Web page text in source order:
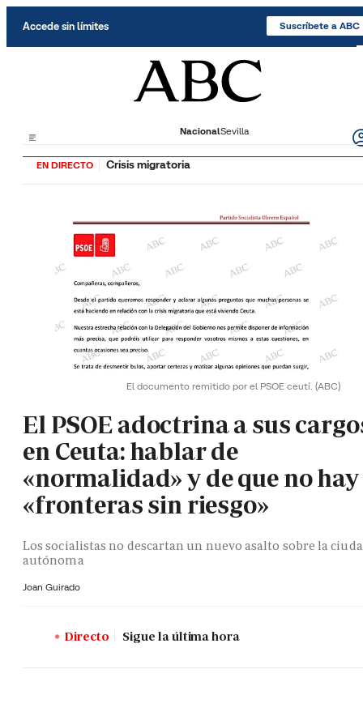
Accede sin límites Suscríbete a ABC
NacionalSevilla
EN DIRECTO Crisis migratoria
El documento remitido por el PSOE ceutí. (ABC)
El PSOE adoctrina a sus
en Ceuta: hablar de
«normalidad» y de que no hay
«fronteras sin riesgo»
Los socialistas no descartan un nuevo asalto sobre la
autónoma
Joan Guirado
Directo Sigue la última hora